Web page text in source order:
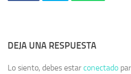
DEJA UNA RESPUESTA
Lo siento, debes estarconectado